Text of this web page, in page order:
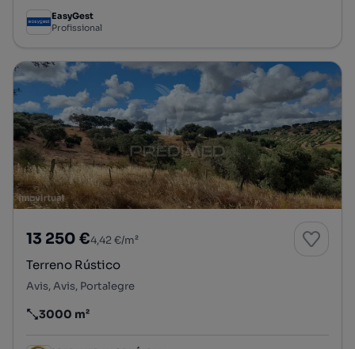
EasyGest
Profissional
13 250 €4,42 €/m²
Terreno Rústico
Avis, Avis, Portalegre
Preço por metro quadrado
3000 m²